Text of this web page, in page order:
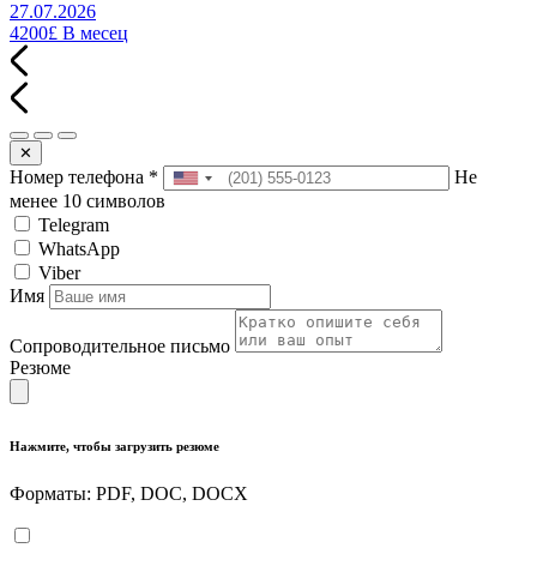
27.07.2026
4200£ В месец
✕
Номер телефона *
Не
менее 10 символов
Telegram
WhatsApp
Viber
Имя
Сопроводительное письмо
Резюме
Нажмите, чтобы загрузить резюме
Форматы: PDF, DOC, DOCX